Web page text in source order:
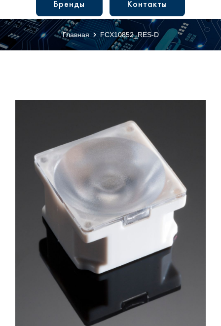
Бренды Контакты
Главная FCX10852_RES-D